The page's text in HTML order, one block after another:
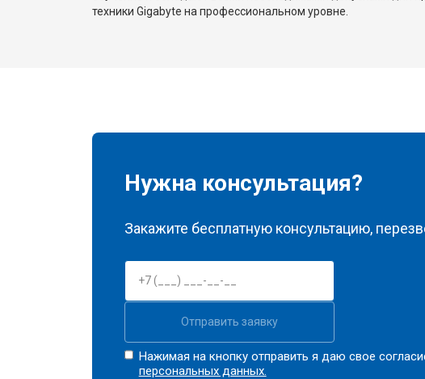
техники Gigabyte на профессиональном уровне.
Нужна консультация?
Закажите бесплатную консультацию,
Отправить заявку
Нажимая на кнопку отправить я даю свое
персональных данных.